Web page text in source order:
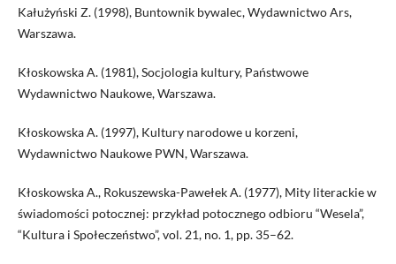
Kałużyński Z. (1998), Buntownik bywalec, Wydawnictwo Ars,
Warszawa.
Kłoskowska A. (1981), Socjologia kultury, Państwowe
Wydawnictwo Naukowe, Warszawa.
Kłoskowska A. (1997), Kultury narodowe u korzeni,
Wydawnictwo Naukowe PWN, Warszawa.
Kłoskowska A., Rokuszewska-Pawełek A. (1977), Mity literackie w
świadomości potocznej: przykład potocznego odbioru “Wesela”,
“Kultura i Społeczeństwo”, vol. 21, no. 1, pp. 35–62.